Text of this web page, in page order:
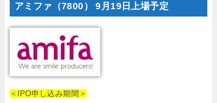
アミファ （7800） 9月19日上場予定
＜IPO申し込み期間＞